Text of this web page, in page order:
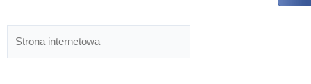
Strona